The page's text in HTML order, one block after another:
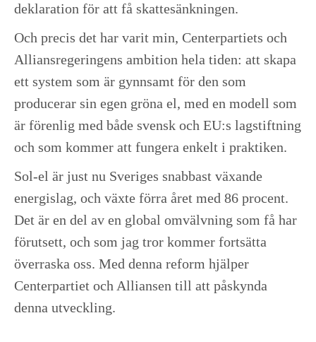
deklaration för att få skattesänkningen.
Och precis det har varit min, Centerpartiets och
Alliansregeringens ambition hela tiden: att skapa
ett system som är gynnsamt för den som
producerar sin egen gröna el, med en modell som
är förenlig med både svensk och EU:s lagstiftning
och som kommer att fungera enkelt i praktiken.
Sol-el är just nu Sveriges snabbast växande
energislag, och växte förra året med 86 procent.
Det är en del av en global omvälvning som få har
förutsett, och som jag tror kommer fortsätta
överraska oss. Med denna reform hjälper
Centerpartiet och Alliansen till att påskynda
denna utveckling.